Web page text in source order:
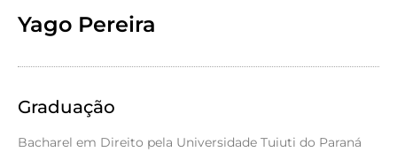
Yago Pereira
Graduação
Bacharel em Direito pela Universidade Tuiuti do Paraná